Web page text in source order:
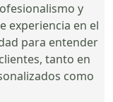
y
experiencia en el
para entender
tanto en
como